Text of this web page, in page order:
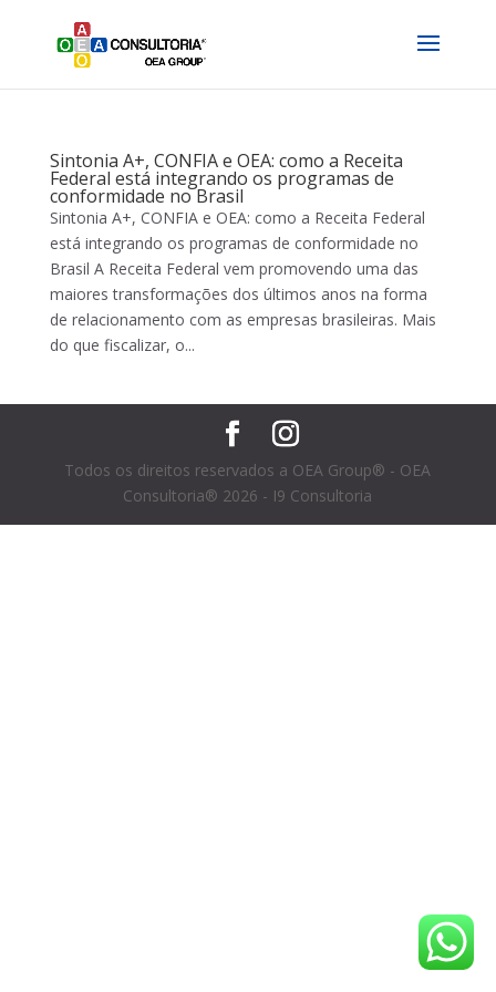
Sintonia A+, CONFIA e OEA: como a Receita
Federal está integrando os programas de
conformidade no Brasil
Sintonia A+, CONFIA e OEA: como a Receita Federal
está integrando os programas de conformidade no
Brasil A Receita Federal vem promovendo uma das
maiores transformações dos últimos anos na forma
de relacionamento com as empresas brasileiras. Mais
do que fiscalizar, o...
Todos os direitos reservados a OEA Group® - OEA
Consultoria® 2026 - I9 Consultoria